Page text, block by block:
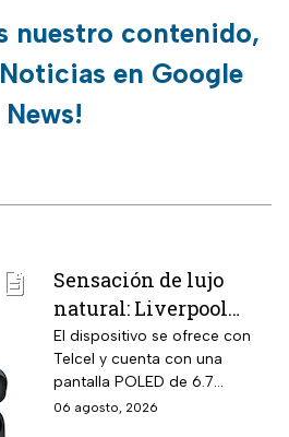
nuestro contenido,
en Google
News!
Sensación de lujo
natural: Liverpool
remata el Motorola
Edge 70 Fusion de
256GB de
almacenamiento,
El dispositivo se ofrece con
Telcel y cuenta con una
pantalla POLED de 6.7
pulgadas y funciones
06 agosto, 2026